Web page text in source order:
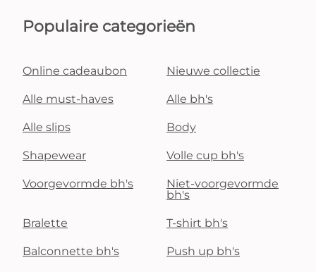
Populaire categorieën
Online cadeaubon Nieuwe collectie
Alle must-haves Alle bh's
Alle slips Body
Shapewear Volle cup bh's
Voorgevormde bh's
Niet-voorgevormde
bh's
Bralette T-shirt bh's
Balconnette bh's Push up bh's